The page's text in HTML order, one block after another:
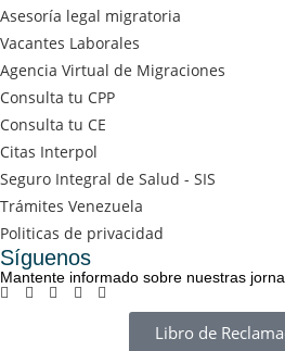
Asesoría legal migratoria
Vacantes Laborales
Agencia Virtual de Migraciones
Consulta tu CPP
Consulta tu CE
Citas Interpol
Seguro Integral de Salud - SIS
Trámites Venezuela
Politicas de privacidad
Síguenos
Mantente informado sobre nuestras
Libro de